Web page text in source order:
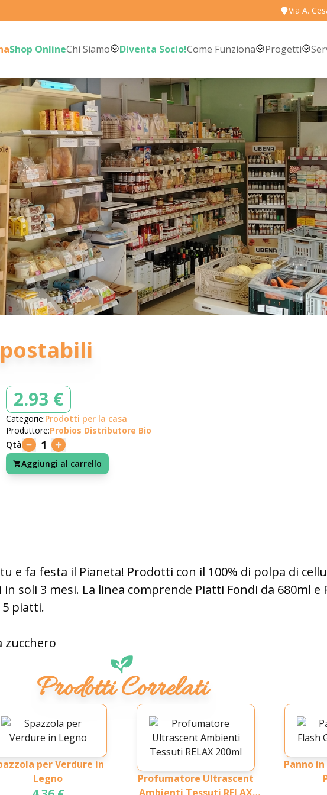
Via A.
Shop OnlineChi Siamo Diventa Socio!Come Funziona Progetti
2.93 €
Categorie:Prodotti per la casa
Produttore:Probios Distributore Bio
Qtà
1
Aggiungi al carrello
e fa festa il Pianeta! Prodotti con il 100% di polpa di
soli 3 mesi. La linea comprende Piatti Fondi da 680ml e
piatti.
zucchero
Prodotti Correlati
per Verdure in
Legno
Profumatore Ultrascent
Panno in